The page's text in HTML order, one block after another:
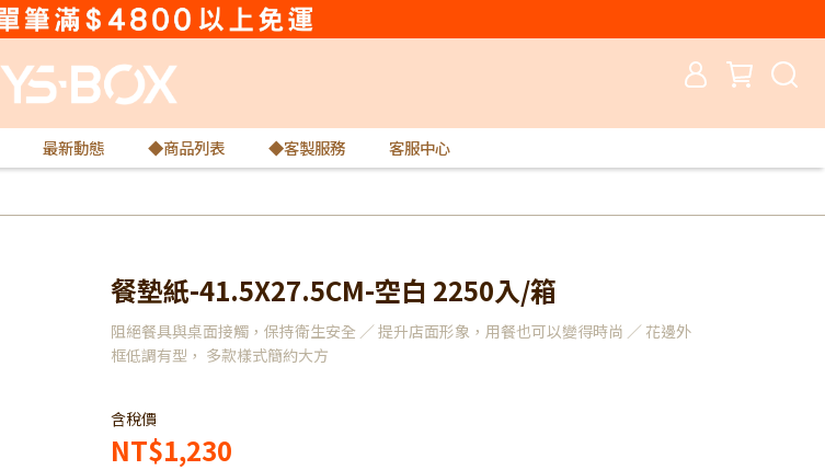
最新動態 ◆商品列表 ◆客製服務 客服中心
餐墊紙-41.5X27.5CM-空白 2250入/箱
阻絕餐具與桌面接觸，保持衛生安全 ／ 提升店面形象，用餐也可以變得時尚 ／ 花邊外
框低調有型， 多款樣式簡約大方
含稅價
NT$1,230